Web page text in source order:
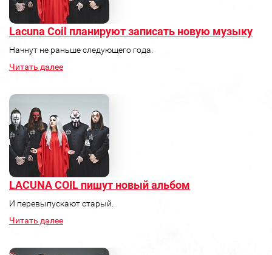
Lacuna Coil планируют записать новую музыку
Начнут не раньше следующего года.
Читать далее
LACUNA COIL пишут новый альбом
И перевыпускают старый.
Читать далее